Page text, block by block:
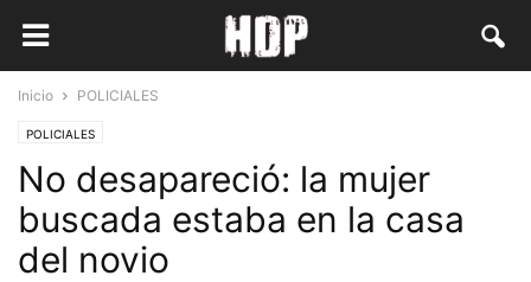
Inicio POLICIALES
POLICIALES
No desapareció: la mujer
buscada estaba en la casa
del novio